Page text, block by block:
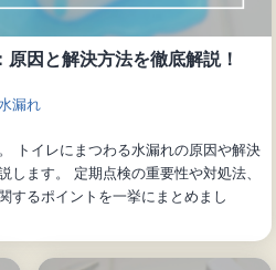
因と解決方法を徹底解説！
漏れ
トイレにまつわる水漏れの原因や解決
ます。 定期点検の重要性や対処法、
するポイントを一挙にまとめまし